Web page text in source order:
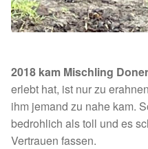
Spenden 2024
Januar bis Juni 2024
Spenden 2023
2018 kam Mischling
erlebt hat, ist nur zu
ihm jemand zu nahe kam.
bedrohlich als toll und es
Vertrauen fassen.